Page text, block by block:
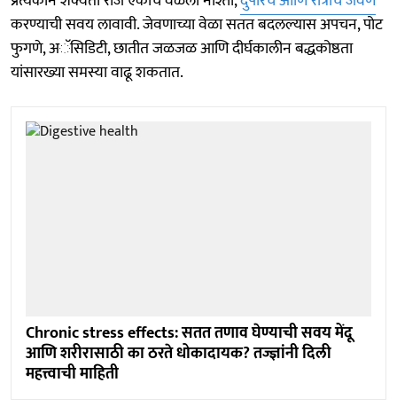
करण्याची सवय लावावी. जेवणाच्या वेळा सतत बदलल्यास अपचन, पोट
फुगणे, अॅसिडिटी, छातीत जळजळ आणि दीर्घकालीन बद्धकोष्ठता
यांसारख्या समस्या वाढू शकतात.
Chronic stress effects: सतत तणाव घेण्याची सवय मेंदू
आणि शरीरासाठी का ठरते धोकादायक? तज्ज्ञांनी दिली
महत्त्वाची माहिती